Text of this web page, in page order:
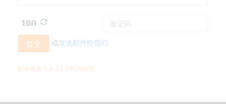
提交 或发送邮件给我们
邮件将在 0.5~24 小时内回复。